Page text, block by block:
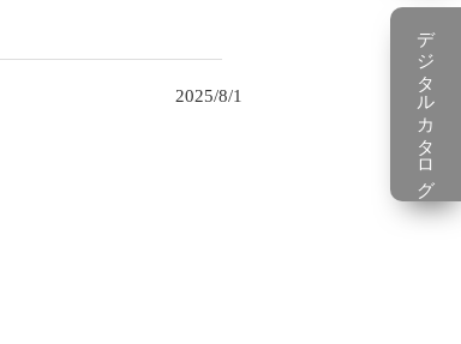
2025/8/1 デジタルカタログ